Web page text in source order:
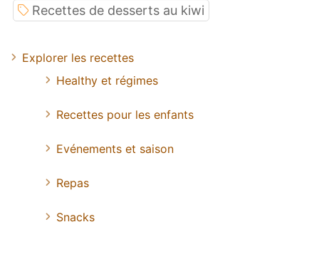
Recettes de desserts au kiwi
Explorer les recettes
Healthy et régimes
Recettes pour les enfants
Evénements et saison
Repas
Snacks